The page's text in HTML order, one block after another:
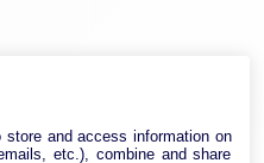
store and access information on
etc.), combine and share